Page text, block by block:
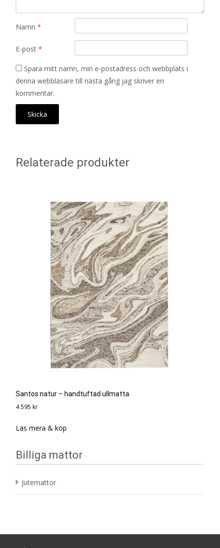
Namn *
E-post *
Spara mitt namn, min e-postadress och webbplats i
denna webbläsare till nästa gång jag skriver en
kommentar.
Relaterade produkter
Santos natur – handtuftad ullmatta
4 595 kr
Läs mera & köp
Billiga mattor
Jutemattor